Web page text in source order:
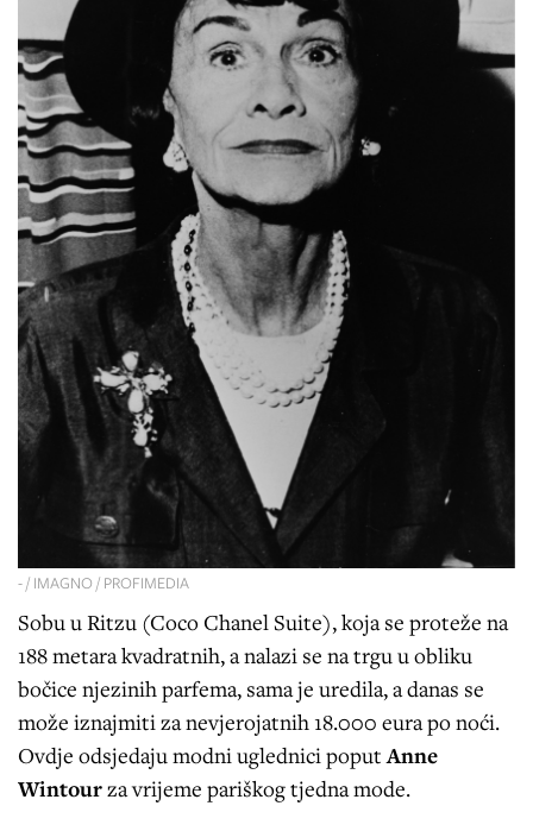
- / IMAGNO / PROFIMEDIA
Sobu u Ritzu (Coco Chanel Suite), koja se proteže na
188 metara kvadratnih, a nalazi se na trgu u obliku
bočice njezinih parfema, sama je uredila, a danas se
može iznajmiti za nevjerojatnih 18.000 eura po noći.
Ovdje odsjedaju modni uglednici poput Anne
Wintourza vrijeme pariškog tjedna mode.